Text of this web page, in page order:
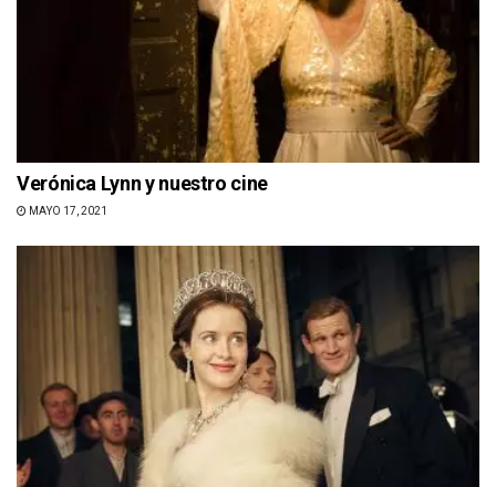
Verónica Lynn y nuestro cine
MAYO 17, 2021